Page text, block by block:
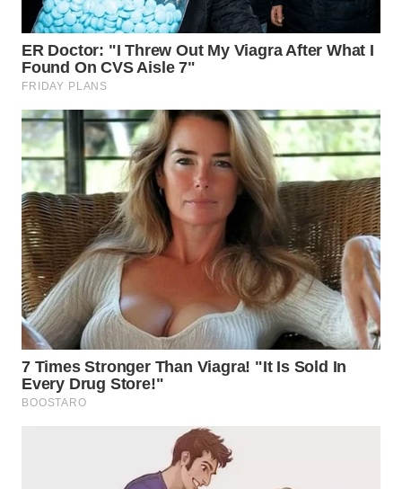
WN
PRIANGAN
TIMUR
SEMARANG
WN
SOLO
WN
BOROBUDUR
WN
MADURA
WN
SURABAYA